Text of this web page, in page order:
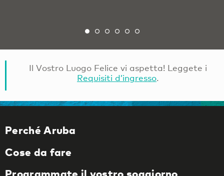
Il Vostro Luogo Felice vi aspetta! Leggete i
Requisiti d’ingresso.
Perché Aruba
Cose da fare